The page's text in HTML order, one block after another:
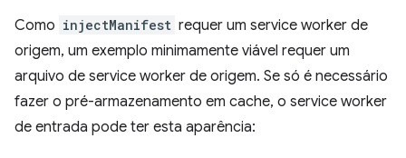
Como injectManifest requer um service worker de
origem, um exemplo minimamente viável requer um
arquivo de service worker de origem. Se só é necessário
fazer o pré-armazenamento em cache, o service worker
de entrada pode ter esta aparência: